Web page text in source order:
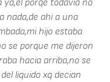
ya,el porqe todavia no
nada,de ahi a una
hijo estaba
se porque me dijeron
hacia arriba,no se
liquido xq decian